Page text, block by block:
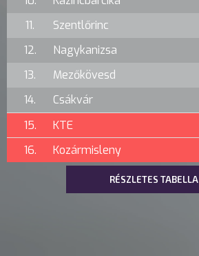
11.
Szentlőrinc
12.
Nagykanizsa
13.
Mezőkövesd
14.
Csákvár
15.
KTE
16.
Kozármisleny
RÉSZLETES TABELLA